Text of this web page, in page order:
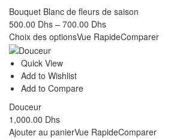
Bouquet Blanc de fleurs de saison
500.00 Dhs – 700.00 Dhs
Choix des optionsVue RapideComparer
Quick View
Add to Wishlist
Add to Compare
Douceur
1,000.00 Dhs
Ajouter au panierVue RapideComparer